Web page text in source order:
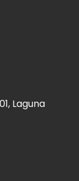
Laguna